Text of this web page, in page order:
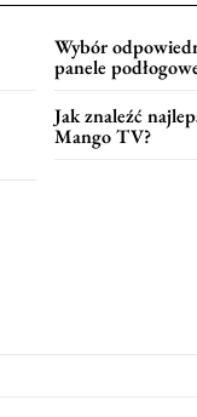
Wybór
panele
Jak znaleźć
Mango TV?